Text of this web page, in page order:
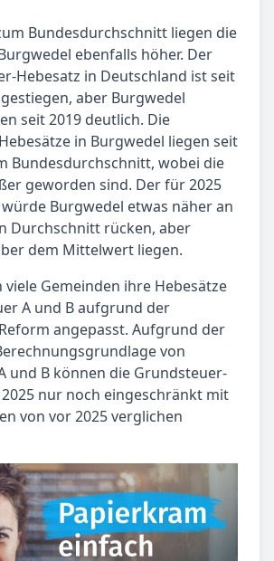
Bundesdurchschnitt liegen die
ebenfalls höher. Der
Hebesatz in Deutschland ist seit
aber Burgwedel
seit 2019 deutlich. Die
in Burgwedel liegen seit
Bundesdurchschnitt, wobei die
geworden sind. Der für 2025
Burgwedel etwas näher an
Durchschnitt rücken, aber
dem Mittelwert liegen.
viele Gemeinden ihre Hebesätze
A und B aufgrund der
angepasst. Aufgrund der
von
und B können die Grundsteuer-
nur noch eingeschränkt mit
von vor 2025 verglichen